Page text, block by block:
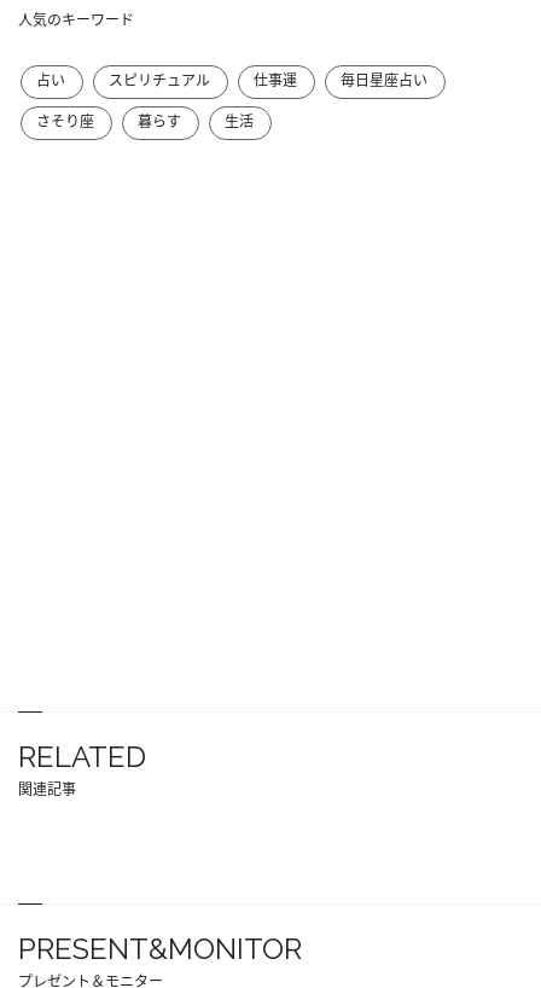
人気のキーワード
占い スピリチュアル 仕事運
毎日星座占い
さそり座
暮らす 生活
RELATED
関連記事
PRESENT&MONITOR
プレゼント＆モニター